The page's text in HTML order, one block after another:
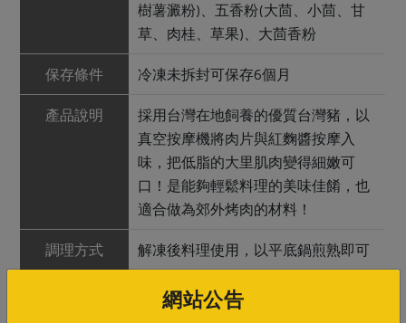
樹薯澱粉)、五香粉(大茴、小茴、甘
草、肉桂、草果)、大茴香粉
保存條件 冷凍未拆封可保存6個月
產品說明
採用台灣在地飼養的優質台灣豬，以
真空按摩機將肉片與紅麴醬按摩入
味，把低脂的大里肌肉變得細嫩可
口！是能夠輕鬆料理的美味佳餚，也
適合做為郊外烤肉的材料！
調理方式 解凍後料理使用，以平底鍋煎熟即可
本品含有大豆、含麩質之穀物，對其
過敏者請勿食用。
網站公告